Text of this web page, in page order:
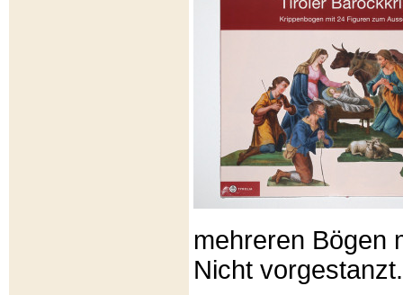
mehreren Bögen
Nicht vorgestanzt.